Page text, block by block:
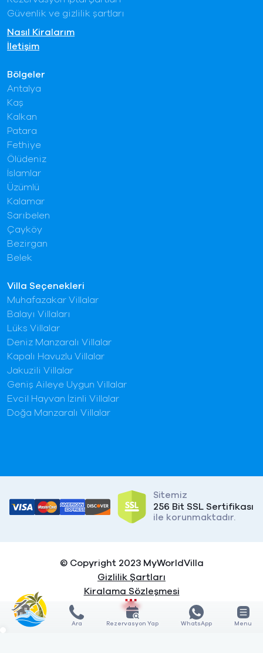
Villa Seçenekleri
Muhafazakar Villalar
Balayı Villaları
Lüks Villalar
Deniz Manzaralı Villalar
Kapalı Havuzlu Villalar
Jakuzili Villalar
Geniş Aileye Uygun Villalar
Evcil Hayvan İzinli Villalar
Doğa Manzaralı Villalar
Bölgeler
Antalya
Kaş
Kalkan
Patara
Fethiye
Ölüdeniz
İslamlar
Üzümlü
Kalamar
Sarıbelen
Çayköy
Bezirgan
Belek
Güvenlik ve gizlilik şartları
Nasıl Kiralarım
İletişim
Sitemiz
256 Bit SSL Sertifikası
ile korunmaktadır.
© Copyright 2023 MyWorldVilla
Gizlilik Şartları
Kiralama Sözleşmesi
Ara Rezervasyon Yap WhatsApp Menu